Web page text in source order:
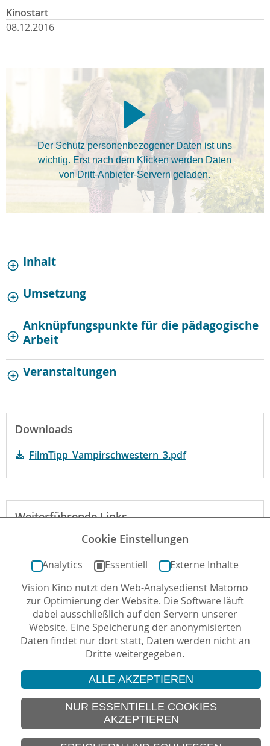
Kinostart
08.12.2016
Der Schutz personenbezogener Daten ist uns
wichtig. Erst nach dem Klicken werden Daten
von Dritt-Anbieter-Servern geladen.
Inhalt
Umsetzung
Anknüpfungspunkte für die pädagogische
Arbeit
Veranstaltungen
Downloads
FilmTipp_Vampirschwestern_3.pdf
Weiterführende Links
Webseite des Films
Autor*in: Christian Horn , 22.11.2016 , letzte
Aktualisierung: 28.11.2016
© 2026 Vision Kino
IMPRESSUM
SITEMAP
DATENSCHUTZ
Cookie Einstellungen
Analytics Essentiell
Externe Inhalte
Vision Kino nutzt den Web-Analysedienst Matomo
zur Optimierung der Website. Die Software läuft
dabei ausschließlich auf den Servern unserer
Website. Eine Speicherung der anonymisierten
Daten findet nur dort statt, Daten werden nicht an
Dritte weitergegeben.
ALLE AKZEPTIEREN
NUR ESSENTIELLE COOKIES
AKZEPTIEREN